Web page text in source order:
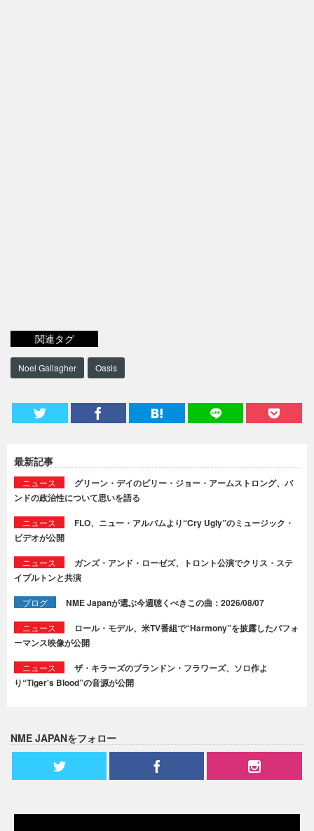
関連タグ
Noel Gallagher Oasis
最新記事
ニュース
グリーン・デイのビリー・ジョー・アームストロング、バ
ンドの政治性について思いを語る
ニュース
FLO、ニュー・アルバムより“Cry Ugly”のミュージック・
ビデオが公開
ニュース
ガンズ・アンド・ローゼズ、トロント公演でクリス・ステ
イプルトンと共演
ブログ NME Japanが選ぶ今週聴くべきこの曲：2026/08/07
ニュース
ロール・モデル、米TV番組で“Harmony”を披露したパフォ
ーマンス映像が公開
ニュース
ザ・キラーズのブランドン・フラワーズ、ソロ作よ
り“Tiger's Blood”の音源が公開
NME JAPANをフォロー